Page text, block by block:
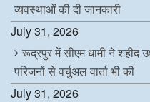
व्यवस्थाओं की दी जानकारी
July 31, 2026
रूद्रपुर में सीएम धामी ने शहीद
परिजनों से वर्चुअल वार्ता भी की
July 31, 2026